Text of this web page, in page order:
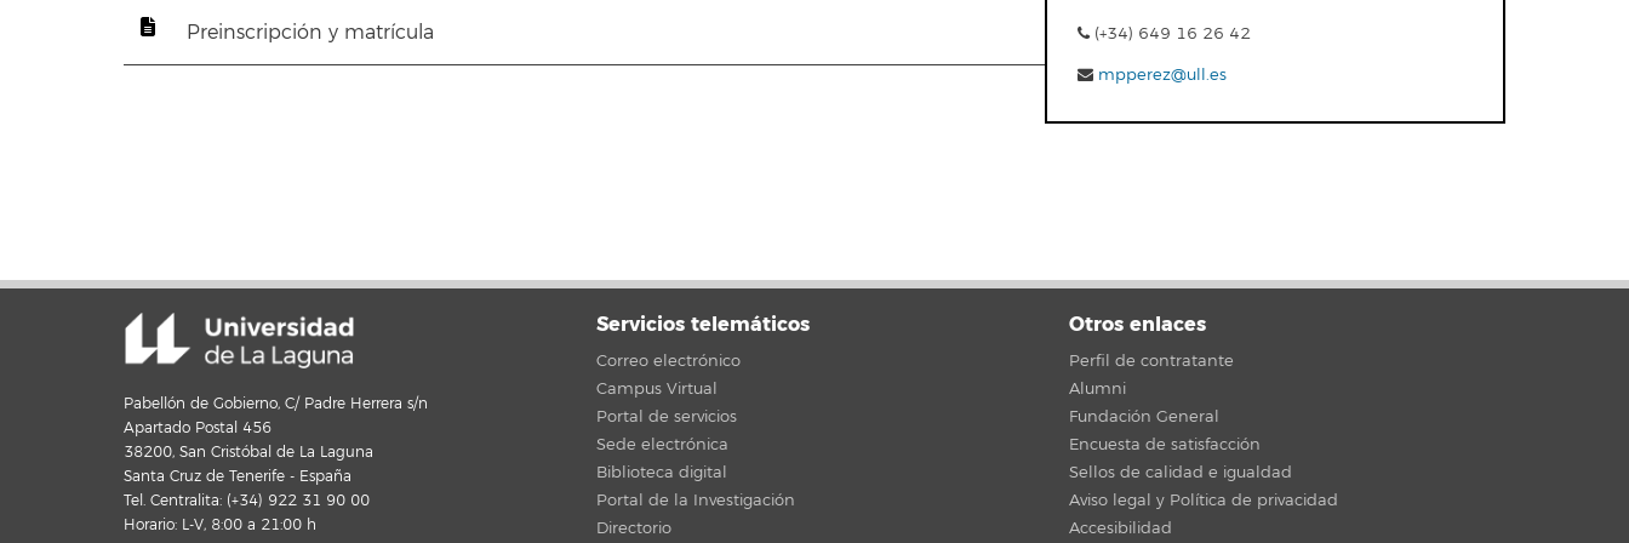
Preinscripción y matrícula (+34) 649 16 26 42
mpperez@ull.es
Pabellón de Gobierno, C/ Padre Herrera s/n
Apartado Postal 456
38200, San Cristóbal de La Laguna
Santa Cruz de Tenerife - España
Tel. Centralita: (+34) 922 31 90 00
Horario: L-V, 8:00 a 21:00 h
Servicios telemáticos
Correo electrónico
Campus Virtual
Portal de servicios
Sede electrónica
Biblioteca digital
Portal de la Investigación
Directorio
Otros enlaces
Perfil de contratante
Alumni
Fundación General
Encuesta de satisfacción
Sellos de calidad e igualdad
Aviso legal y Política de privacidad
Accesibilidad